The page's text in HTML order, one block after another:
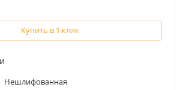
Купить в 1 клик
Нешлифованная